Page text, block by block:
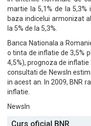
martie la 5,1% de la
baza indicelui armonizat
la 5% de la 5,3%.
Banca Nationala a
o tinta de inflatie de 3,5%
4,5%), prognoza de
consultati de NewsIn
in acest an. In 2009, BNR
inflatie.
NewsIn
Curs oficial BNR